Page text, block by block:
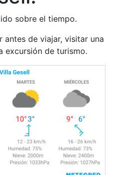
sobre el tiempo.
antes de viajar, visitar una
excursión de turismo.